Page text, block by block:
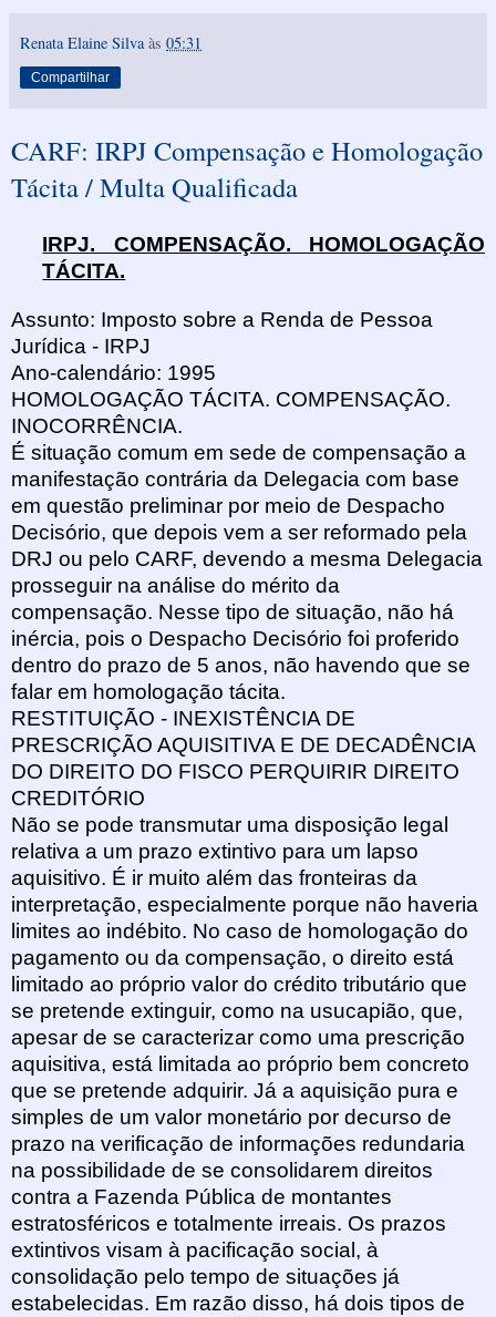
Renata Elaine Silva às 05:31
Compartilhar
CARF: IRPJ Compensação e Homologação
Tácita / Multa Qualificada
IRPJ. COMPENSAÇÃO. HOMOLOGAÇÃO
TÁCITA.
Assunto: Imposto sobre a Renda de Pessoa
Jurídica - IRPJ
Ano-calendário: 1995
HOMOLOGAÇÃO TÁCITA. COMPENSAÇÃO.
INOCORRÊNCIA.
É situação comum em sede de compensação a
manifestação contrária da Delegacia com base
em questão preliminar por meio de Despacho
Decisório, que depois vem a ser reformado pela
DRJ ou pelo CARF, devendo a mesma Delegacia
prosseguir na análise do mérito da
compensação. Nesse tipo de situação, não há
inércia, pois o Despacho Decisório foi proferido
dentro do prazo de 5 anos, não havendo que se
falar em homologação tácita.
RESTITUIÇÃO - INEXISTÊNCIA DE
PRESCRIÇÃO AQUISITIVA E DE DECADÊNCIA
DO DIREITO DO FISCO PERQUIRIR DIREITO
CREDITÓRIO
Não se pode transmutar uma disposição legal
relativa a um prazo extintivo para um lapso
aquisitivo. É ir muito além das fronteiras da
interpretação, especialmente porque não haveria
limites ao indébito. No caso de homologação do
pagamento ou da compensação, o direito está
limitado ao próprio valor do crédito tributário que
se pretende extinguir, como na usucapião, que,
apesar de se caracterizar como uma prescrição
aquisitiva, está limitada ao próprio bem concreto
que se pretende adquirir. Já a aquisição pura e
simples de um valor monetário por decurso de
prazo na verificação de informações redundaria
na possibilidade de se consolidarem direitos
contra a Fazenda Pública de montantes
estratosféricos e totalmente irreais. Os prazos
extintivos visam à pacificação social, à
consolidação pelo tempo de situações já
estabelecidas. Em razão disso, há dois tipos de